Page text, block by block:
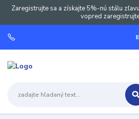
Zaregistrujte sa a získajte 5%-nú stálu
vopred